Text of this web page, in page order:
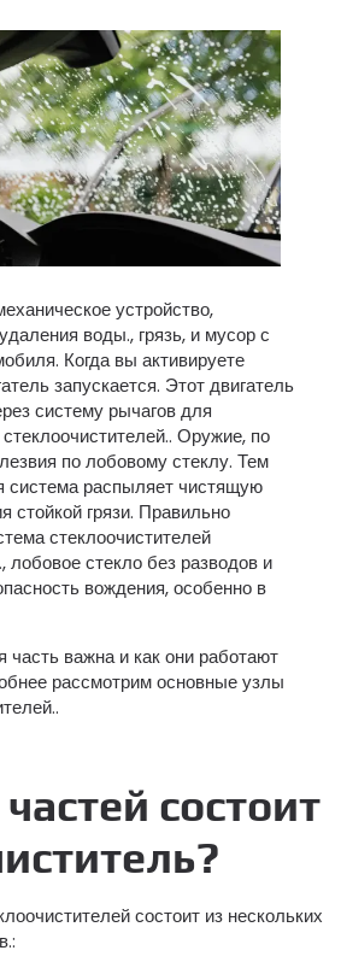
устройство,
воды., грязь, и мусор с
Когда вы активируете
запускается. Этот двигатель
систему рычагов для
Оружие, по
по лобовому стеклу. Тем
распыляет чистящую
стойкой грязи. Правильно
стеклоочистителей
лобовое стекло без разводов и
вождения, особенно в
часть важна и как они работают
рассмотрим основные узлы
состоит
состоит из нескольких